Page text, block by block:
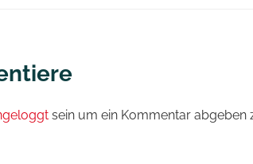
sein um ein Kommentar abgeben